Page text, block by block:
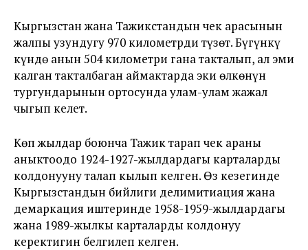
Кыргызстан жана Тажикстандын чек арасынын
жалпы узундугу 970 километрди түзөт. Бүгүнкү
күндө анын 504 километри гана такталып, ал эми
калган такталбаган аймактарда эки өлкөнүн
тургундарынын ортосунда улам-улам жаңжал
чыгып келет.
Көп жылдар боюнча Тажик тарап чек араны
аныктоодо 1924-1927-жылдардагы карталарды
колдонууну талап кылып келген. Өз кезегинде
Кыргызстандын бийлиги делимитиация жана
демаркация иштеринде 1958-1959-жылдардагы
жана 1989-жылкы карталарды колдонуу
керектигин белгилеп келген.